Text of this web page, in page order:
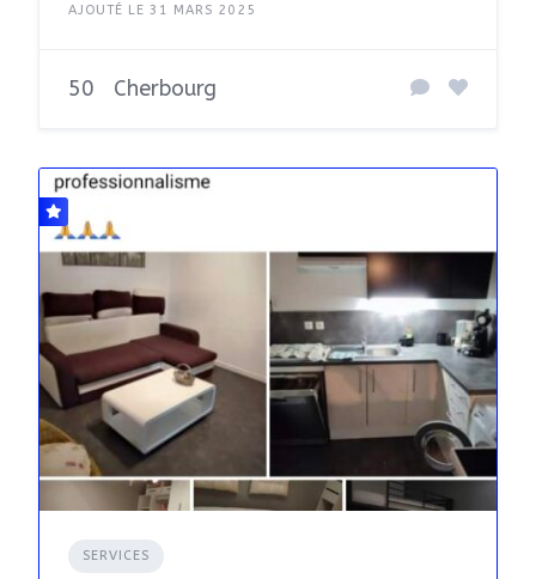
AJOUTÉ LE 31 MARS 2025
50 Cherbourg
SERVICES